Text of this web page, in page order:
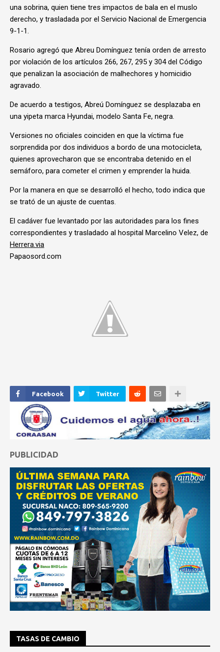
una sobrina, quien tiene tres impactos de bala en el muslo
derecho, y trasladada por el Servicio Nacional de Emergencia
9-1-1.
Rosario agregó que Abreu Domínguez tenía orden de arresto
por violación de los artículos 266, 267, 295 y 304 del Código
que penalizan la asociación de malhechores y homicidio
agravado.
De acuerdo a testigos, Abreú Domínguez se desplazaba en
una yipeta marca Hyundai, modelo Santa Fe, negra.
Versiones no oficiales coinciden en que la víctima fue
sorprendida por dos individuos a bordo de una motocicleta,
quienes aprovecharon que se encontraba detenido en el
semáforo, para cometer el crimen y emprender la huida.
Por la manera en que se desarrolló el hecho, todo indica que
se trató de un ajuste de cuentas.
El cadáver fue levantado por las autoridades para los fines
correspondientes y trasladado al hospital Marcelino Velez, de
Herrera.via
Papaosord.com
Facebook Twitter
PUBLICIDAD
TASAS DE CAMBIO